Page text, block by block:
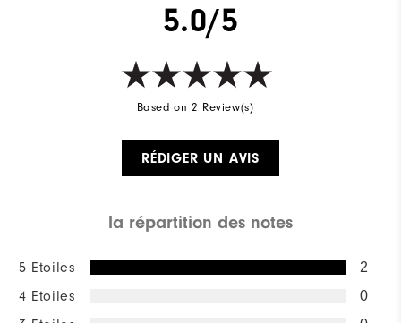
5.0/5
Based on 2 Review(s)
RÉDIGER UN AVIS
la répartition des notes
5 Etoiles 2
4 Etoiles 0